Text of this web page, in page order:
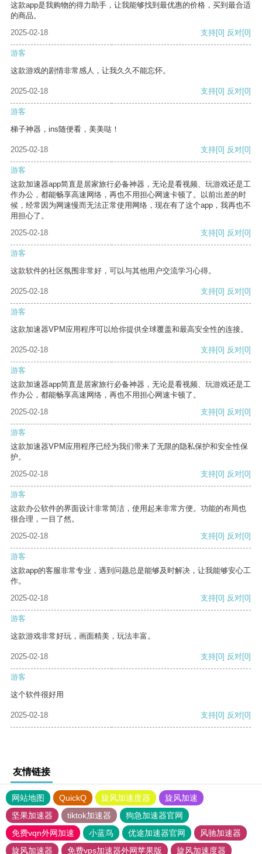
这款app是我购物的得力助手，让我能够找到最优惠的价格，买到最合适
的商品。
2025-02-18
支持[0] 反对[0]
游客
这款游戏的剧情非常感人，让我久久不能忘怀。
2025-02-18 支持[0] 反对[0]
游客
梯子神器，ins随便看，美美哒！
2025-02-18 支持[0] 反对[0]
游客
这款加速器app简直是居家旅行必备神器，无论是看视频、玩游戏还是工
作办公，都能畅享高速网络，再也不用担心网速卡顿了。以前出差的时
候，经常因为网速慢而无法正常使用网络，现在有了这个app，我再也不
用担心了。
2025-02-18
支持[0] 反对[0]
游客
这款软件的社区氛围非常好，可以与其他用户交流学习心得。
2025-02-18 支持[0] 反对[0]
游客
这款加速器VPM应用程序可以给你提供全球覆盖和最高安全性的连接。
2025-02-18 支持[0] 反对[0]
游客
这款加速器app简直是居家旅行必备神器，无论是看视频、玩游戏还是工
作办公，都能畅享高速网络，再也不用担心网速卡顿了。
2025-02-18
支持[0] 反对[0]
游客
这款加速器VPM应用程序已经为我们带来了无限的隐私保护和安全性保
护。
2025-02-18
支持[0] 反对[0]
游客
这款办公软件的界面设计非常简洁，使用起来非常方便。功能的布局也
很合理，一目了然。
2025-02-18
支持[0] 反对[0]
游客
这款app的客服非常专业，遇到问题总是能够及时解决，让我能够安心工
作。
2025-02-18
支持[0] 反对[0]
游客
这款游戏非常好玩，画面精美，玩法丰富。
2025-02-18 支持[0] 反对[0]
游客
这个软件很好用
2025-02-18 支持[0] 反对[0]
友情链接
网站地图 QuickQ 旋风加速度器
旋风加速
坚果加速器
tiktok加速器
狗急加速器官网
免费vqn外网加速
小蓝鸟 优途加速器官网
风驰加速器
旋风加速器
免费vps加速器外网苹果版 旋风加速度器